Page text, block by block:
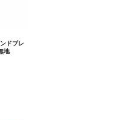
ドブレ
地